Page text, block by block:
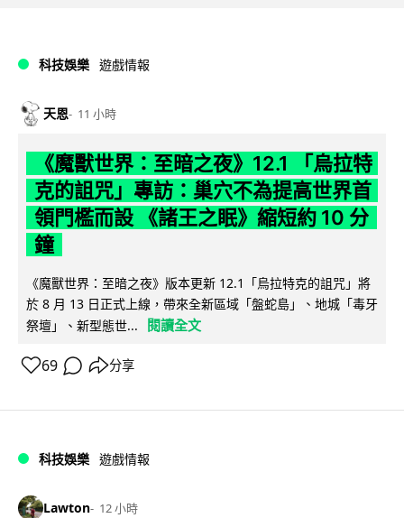
科技娛樂 遊戲情報
天恩 11 小時
《魔獸世界：至暗之夜》12.1 「烏拉特
克的詛咒」專訪：巢穴不為提高世界首
領門檻而設 《諸王之眠》縮短約 10 分
鐘
《魔獸世界：至暗之夜》版本更新 12.1「烏拉特克的詛咒」將
於 8 月 13 日正式上線，帶來全新區域「盤蛇島」、地城「毒牙
祭壇」、新型態世...
閱讀全文
69 分享
科技娛樂 遊戲情報
Lawton 12 小時